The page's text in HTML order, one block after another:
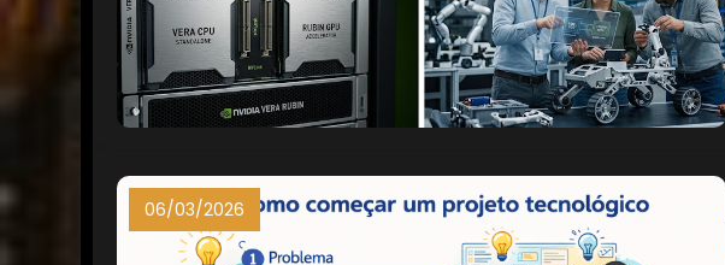
06/03/2026